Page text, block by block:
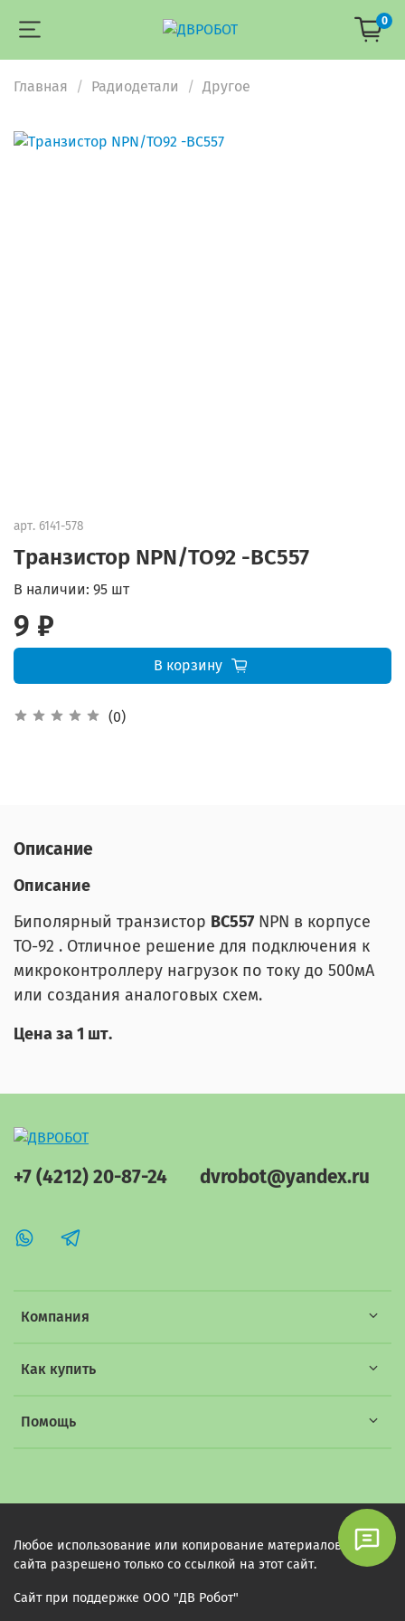
0
Главная Радиодетали Другое
арт. 6141-578
Транзистор NPN/TO92 -BC557
(0)
В наличии: 95 шт
9 ₽
В корзину
Описание
Описание
Биполярный транзистор BC557 NPN в корпусе
TO-92 . Отличное решение для подключения к
микроконтроллеру нагрузок по току до 500мА
или создания аналоговых схем.
Цена за 1 шт.
Компания
Как купить
Помощь
+7 (4212) 20-87-24 dvrobot@yandex.ru
Любое использование или копирование материалов этого
сайта разрешено только со ссылкой на этот сайт.
Сайт при поддержке ООО "ДВ Робот"